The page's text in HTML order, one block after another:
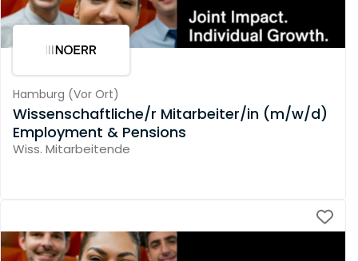
Hamburg (Vor Ort)
Wissenschaftliche/r Mitarbeiter/in (m/w/d)
Employment & Pensions
Wiss. Mitarbeitende